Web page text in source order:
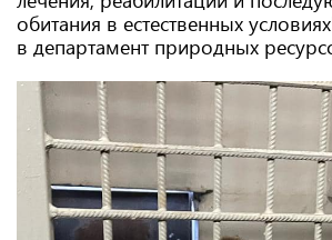
обитания в естественных
в департамент природных